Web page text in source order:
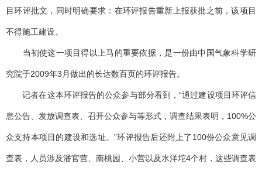
目环评批文，同时明确要求：在环评报告重新上报获批之前，该项目
不得施工建设。
当初使这一项目得以上马的重要依据，是一份由中国气象科学研
究院于2009年3月做出的长达数百页的环评报告。
记者在这本环评报告的公众参与部分看到，“通过建设项目环评信
息公告、发放调查表、召开公众参与等形式，调查结果表明，100%公
众支持本项目的建设和选址。”环评报告后还附上了100份公众意见调
查表，人员涉及潘官营、南桃园、小营以及水洋坨4个村，这些调查表